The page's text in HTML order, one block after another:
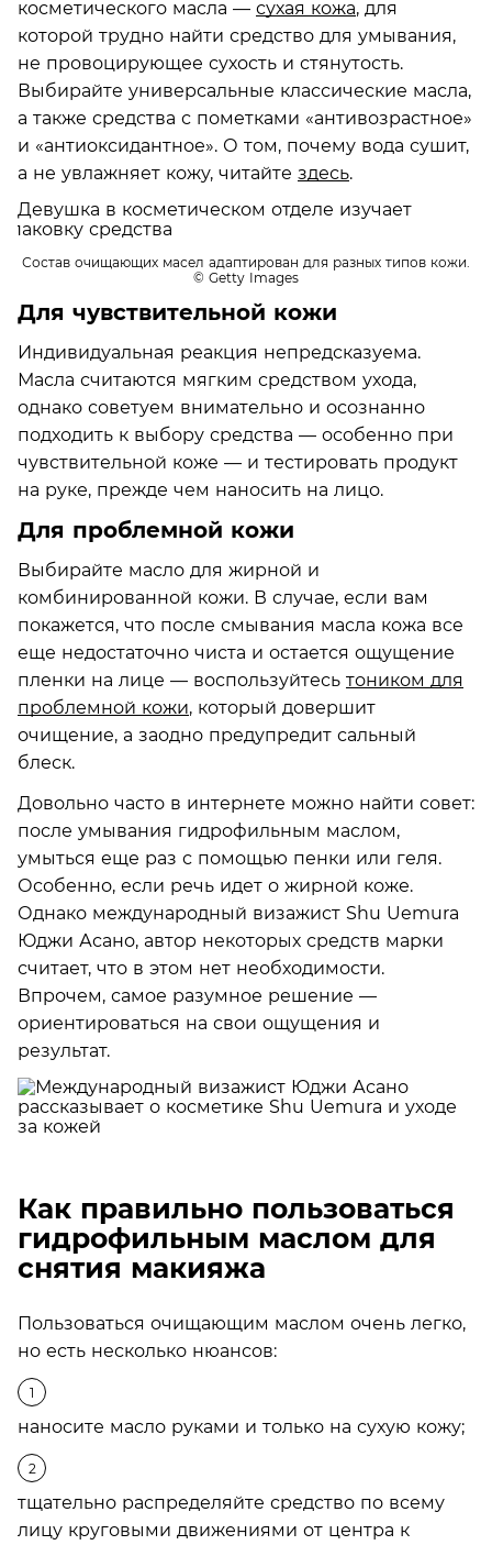
косметического масла — сухая кожа, для
которой трудно найти средство для умывания,
не провоцирующее сухость и стянутость.
Выбирайте универсальные классические масла,
а также средства с пометками «антивозрастное»
и «антиоксидантное». О том, почему вода сушит,
а не увлажняет кожу, читайте здесь.
Состав очищающих масел адаптирован для разных типов кожи.
© Getty Images
Для чувствительной кожи
Индивидуальная реакция непредсказуема.
Масла считаются мягким средством ухода,
однако советуем внимательно и осознанно
подходить к выбору средства — особенно при
чувствительной коже — и тестировать продукт
на руке, прежде чем наносить на лицо.
Для проблемной кожи
Выбирайте масло для жирной и
комбинированной кожи. В случае, если вам
покажется, что после смывания масла кожа все
еще недостаточно чиста и остается ощущение
пленки на лице — воспользуйтесь тоником для
проблемной кожи, который довершит
очищение, а заодно предупредит сальный
блеск.
Довольно часто в интернете можно найти совет:
после умывания гидрофильным маслом,
умыться еще раз с помощью пенки или геля.
Особенно, если речь идет о жирной коже.
Однако международный визажист Shu Uemura
Юджи Асано, автор некоторых средств марки
считает, что в этом нет необходимости.
Впрочем, самое разумное решение —
ориентироваться на свои ощущения и
результат.
Как правильно пользоваться
гидрофильным маслом для
снятия макияжа
Пользоваться очищающим маслом очень легко,
но есть несколько нюансов:
наносите масло руками и только на сухую кожу;
тщательно распределяйте средство по всему
лицу круговыми движениями от центра к